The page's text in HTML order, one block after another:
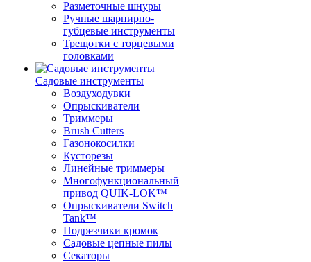
Разметочные шнуры
Ручные шарнирно-
губцевые инструменты
Трещотки с торцевыми
головками
Садовые инструменты
Воздуходувки
Опрыскиватели
Триммеры
Brush Cutters
Газонокосилки
Кусторезы
Линейные триммеры
Многофункциональный
привод QUIK-LOK™
Опрыскиватели Switch
Tank™
Подрезчики кромок
Садовые цепные пилы
Секаторы